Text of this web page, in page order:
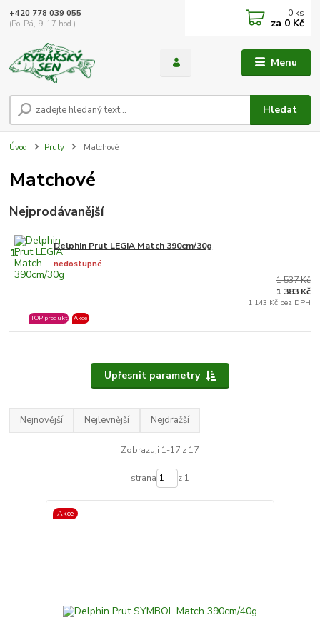
Menu
Hledat
+420 778 039 055
(Po-Pá, 9-17 hod.)
0 ks
za 0 Kč
Úvod Pruty Matchové
Matchové
Nejprodávanější
1. Delphin Prut LEGIA Match 390cm/30g
nedostupné
TOP produkt Akce
1 537 Kč
1 383 Kč
1 143 Kč bez DPH
Upřesnit parametry
Nejnovější Nejlevnější Nejdražší
Zobrazuji 1-17 z 17
strana z 1
Akce